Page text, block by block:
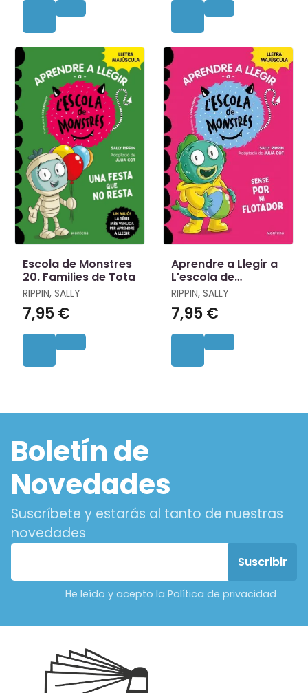
Escola de Monstres
20. Families de Tota
RIPPIN, SALLY
7,95 €
Aprendre a Llegir a
L'escola de
Monstres 18 - Sense
por Ni Flotador
RIPPIN, SALLY
7,95 €
Boletín de
Novedades
Suscríbete y estarás al tanto de nuestras
novedades
He leído y acepto la Política de privacidad